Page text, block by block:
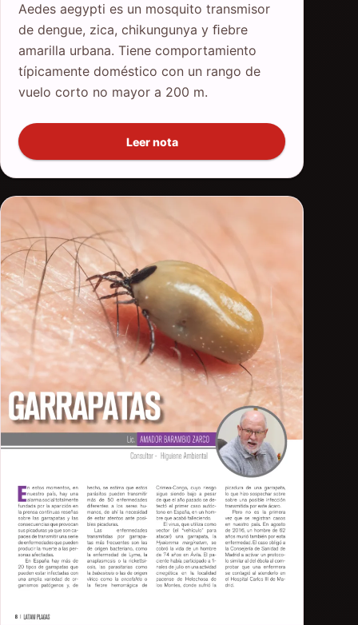
Aedes aegypti es un mosquito transmisor
de dengue, zica, chikungunya y ﬁebre
amarilla urbana. Tiene comportamiento
típicamente doméstico con un rango de
vuelo corto no mayor a 200 m.
Leer nota